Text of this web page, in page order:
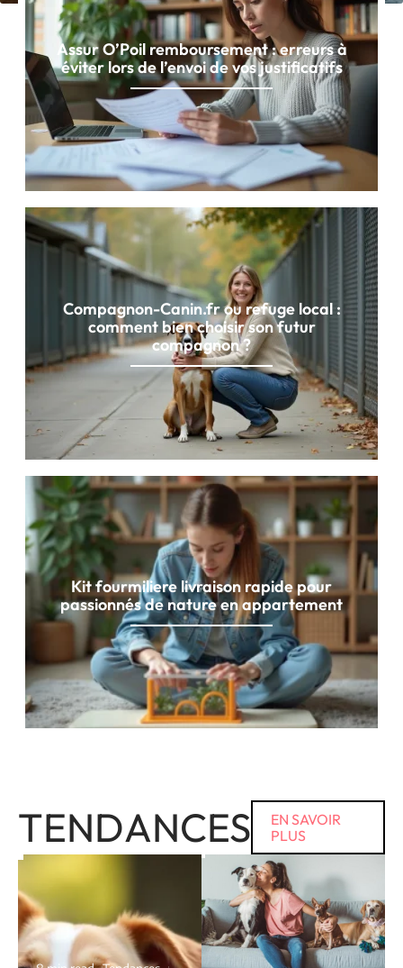
Assur O’Poil remboursement : erreurs à
éviter lors de l’envoi de vos justificatifs
Compagnon-Canin.fr ou refuge local :
comment bien choisir son futur
compagnon ?
Kit fourmiliere livraison rapide pour
passionnés de nature en appartement
TENDANCES
EN SAVOIR
PLUS